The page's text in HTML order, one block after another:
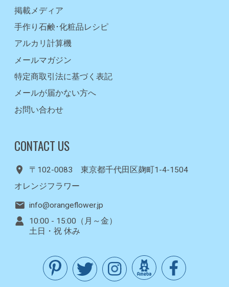
掲載メディア
手作り石鹸･化粧品レシピ
アルカリ計算機
メールマガジン
特定商取引法に基づく表記
メールが届かない方へ
お問い合わせ
CONTACT US
〒102-0083 東京都千代田区麹町1-4-1504
オレンジフラワー
info@orangeflower.jp
10:00 - 15:00（月～金）
土日・祝 休み